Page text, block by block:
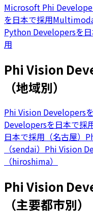
Microsoft Phi
を日本で採用
Python Developersを
用
Phi Vision
（地域別）
Phi Vision Developers
Developersを日本で採
日本で採用（名古屋）
（sendai） Phi Vision
（hiroshima）
Phi Vision
（主要都市別）